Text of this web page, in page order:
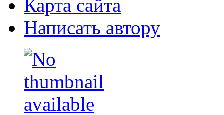
Карта сайта
Написать автору